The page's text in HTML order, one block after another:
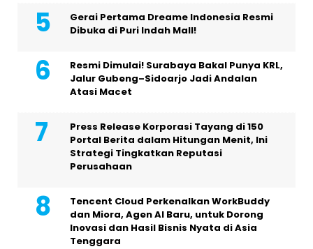
Gerai Pertama Dreame Indonesia Resmi
Dibuka di Puri Indah Mall!
Resmi Dimulai! Surabaya Bakal Punya KRL,
Jalur Gubeng–Sidoarjo Jadi Andalan
Atasi Macet
Press Release Korporasi Tayang di 150
Portal Berita dalam Hitungan Menit, Ini
Strategi Tingkatkan Reputasi
Perusahaan
Tencent Cloud Perkenalkan WorkBuddy
dan Miora, Agen AI Baru, untuk Dorong
Inovasi dan Hasil Bisnis Nyata di Asia
Tenggara